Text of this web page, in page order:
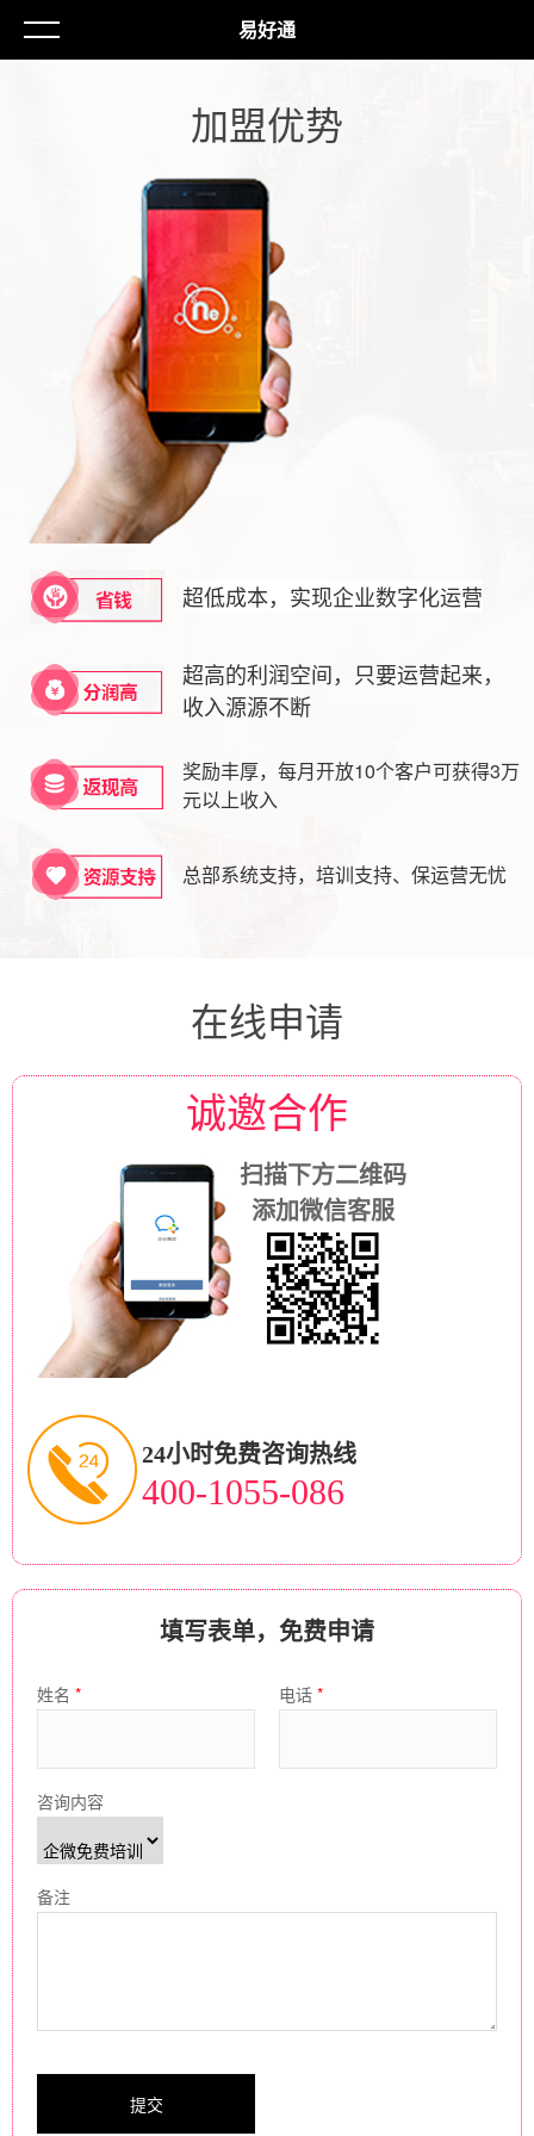
易好通
加盟优势
超低成本，实现企业数字化运营
超高的利润空间，只要运营起来，
收入源源不断
奖励丰厚，每月开放10个客户可获得3万
元以上收入
总部系统支持，培训支持、保运营无忧
在线申请
诚邀合作
扫描下方二维码
添加微信客服
24小时免费咨询热线
400-1055-086
填写表单，免费申请
姓名 * 电话 *
咨询内容
备注